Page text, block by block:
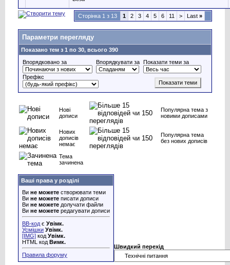
Сторінка 1 з 13 1 2 3 4 5 6 11 > Last »
Параметри перегляду
Показано тем з 1 по 30, всього 390
Впорядковано за
Впорядкувати за Показати теми за
Префікс
Нові
дописи
Популярна тема з
новими дописами
Нових
дописів
немає
Популярна тема
без нових дописів
Тема
зачинена
Ваші права у розділі
Ви не можете створювати теми
Ви не можете писати дописи
Ви не можете долучати файли
Ви не можете редагувати дописи
BB-код є Увімк.
Усмішки Увімк.
[IMG] код Увімк.
HTML код Вимк.
Правила форуму
Швидкий перехід